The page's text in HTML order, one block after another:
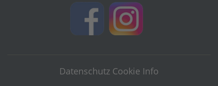
Datenschutz Cookie Info